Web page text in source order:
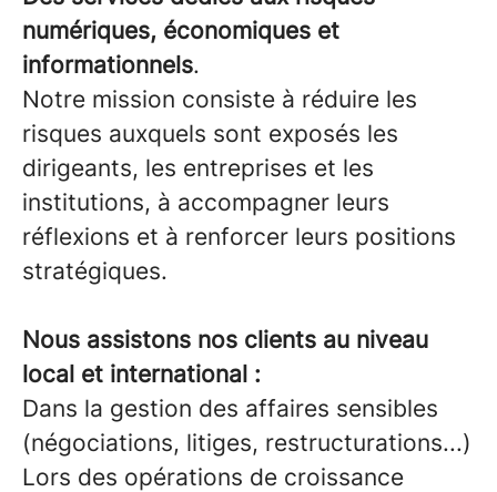
numériques, économiques et
informationnels.
Notre mission consiste à réduire les
risques auxquels sont exposés les
dirigeants, les entreprises et les
institutions, à accompagner leurs
réflexions et à renforcer leurs positions
stratégiques.
Nous assistons nos clients au niveau
local et international :
Dans la gestion des affaires sensibles
(négociations, litiges, restructurations...)
Lors des opérations de croissance